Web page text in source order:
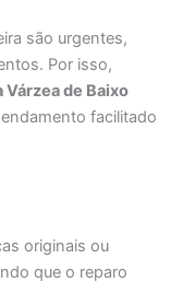
são urgentes,
Por isso,
de Baixo
facilitado
originais ou
que o reparo